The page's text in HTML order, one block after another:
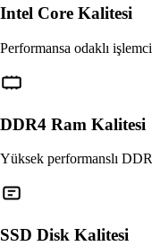
Intel Core Kalitesi
Performansa odaklı
DDR4 Ram Kalitesi
Yüksek performanslı
SSD Disk Kalitesi